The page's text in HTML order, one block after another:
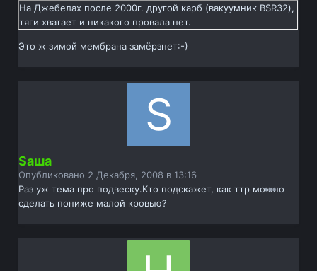
На Джебелах после 2000г. другой карб (вакуумник BSR32),
тяги хватает и никакого провала нет.
Это ж зимой мембрана замёрзнет:-)
Sаша
Опубликовано 2 Декабря, 2008 в 13:16
Раз уж тема про подвеску.Кто подскажет, как ттр можно
сделать пониже малой кровью?